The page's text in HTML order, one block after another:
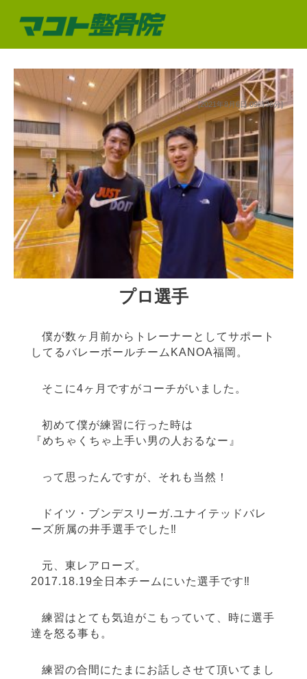
プロ選手
[2021年8月6日 09時36分]
僕が数ヶ月前からトレーナーとしてサポート
してるバレーボールチームKANOA福岡。
そこに4ヶ月ですがコーチがいました。
初めて僕が練習に行った時は
『めちゃくちゃ上手い男の人おるなー』
って思ったんですが、それも当然！
ドイツ・ブンデスリーガ.ユナイテッドバレ
ーズ所属の井手選手でした‼︎
元、東レアローズ。
2017.18.19全日本チームにいた選手です‼︎
練習はとても気迫がこもっていて、時に選手
達を怒る事も。
練習の合間にたまにお話しさせて頂いてまし